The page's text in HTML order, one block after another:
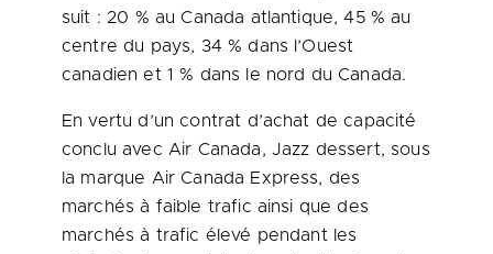
suit : 20 % auCanada atlantique, 45 % au
centre du pays, 34 % dans l’Ouest
canadien et 1 % dans le nord duCanada.
En vertu d’un contrat d’achat de capacité
conclu avec Air Canada, Jazz dessert, sous
la marque Air Canada Express, des
marchés à faible trafic ainsi que des
marchés à trafic élevé pendant les